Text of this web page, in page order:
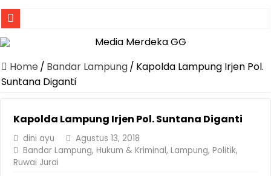
Jasa Raharja Serahkan Santunan kepada Ahli Waris Korban
Canangkan Desa TAPIS dan Luncurkan Sekolah Lansia di
Pemprov Lampung Berhasil Kendalikan Inflasi, Jadi Provinsi
Dirut Jasa Raharja Dampingi Wamenhub Tinjau Penanganan
Pastikan Pelayanan Maksimal, Direksi Jasa Raharja Tinjau Korban
Dirut Jasa Raharja Dampingi Wamenhub Tinjau Penanganan
Home / Bandar Lampung/ Kapolda Lampung Irjen Pol.
Suntana Diganti
Kapolda Lampung Irjen Pol. Suntana Diganti
dini ayu
Agustus 13, 2018
Bandar Lampung,Hukum & Kriminal,Lampung,Politik,
Ruwai Jurai